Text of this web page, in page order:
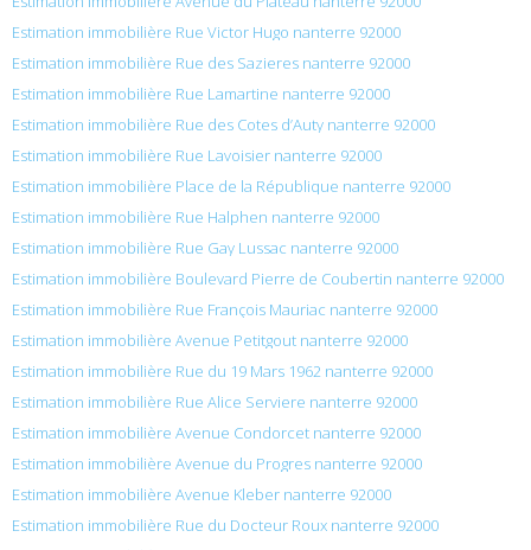
Estimation immobilière Rue Victor Hugo nanterre 92000
Estimation immobilière Rue des Sazieres nanterre 92000
Estimation immobilière Rue Lamartine nanterre 92000
Estimation immobilière Rue des Cotes d’Auty nanterre 92000
Estimation immobilière Rue Lavoisier nanterre 92000
Estimation immobilière Place de la République nanterre 92000
Estimation immobilière Rue Halphen nanterre 92000
Estimation immobilière Rue Gay Lussac nanterre 92000
Estimation immobilière Boulevard Pierre de Coubertin nanterre 92000
Estimation immobilière Rue François Mauriac nanterre 92000
Estimation immobilière Avenue Petitgout nanterre 92000
Estimation immobilière Rue du 19 Mars 1962 nanterre 92000
Estimation immobilière Rue Alice Serviere nanterre 92000
Estimation immobilière Avenue Condorcet nanterre 92000
Estimation immobilière Avenue du Progres nanterre 92000
Estimation immobilière Avenue Kleber nanterre 92000
Estimation immobilière Rue du Docteur Roux nanterre 92000